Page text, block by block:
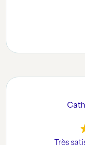
Très